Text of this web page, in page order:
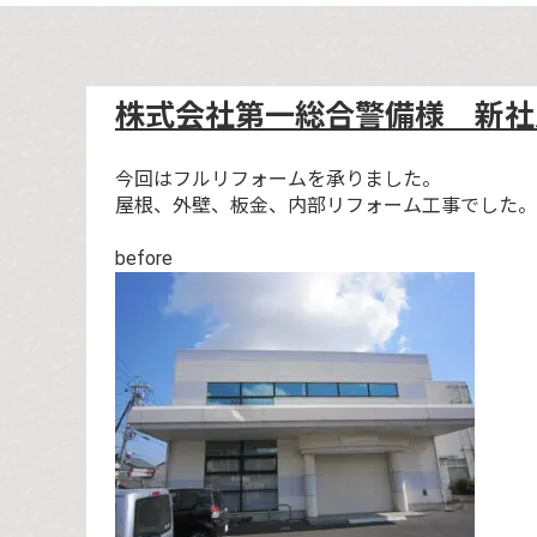
株式会社第一総合警備様 新
今回はフルリフォームを承りました。
屋根、外壁、板金、内部リフォーム工事でした。
before